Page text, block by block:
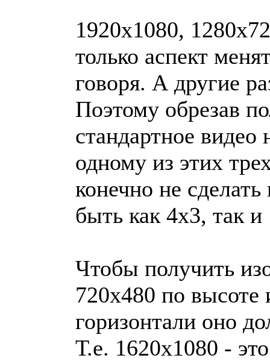
1920x1080,
только аспект
говоря. А другие
Поэтому обрезав
стандартное
одному из этих
конечно не
быть как 4x3, так
Чтобы получить
720x480 по высоте
горизонтали оно
Т.е. 1620x1080 -